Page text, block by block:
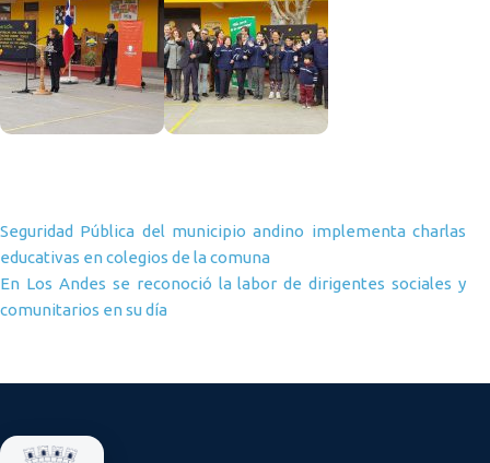
Navegación de entradas
Seguridad Pública del municipio andino implementa charlas
educativas en colegios de la comuna
En Los Andes se reconoció la labor de dirigentes sociales y
comunitarios en su día